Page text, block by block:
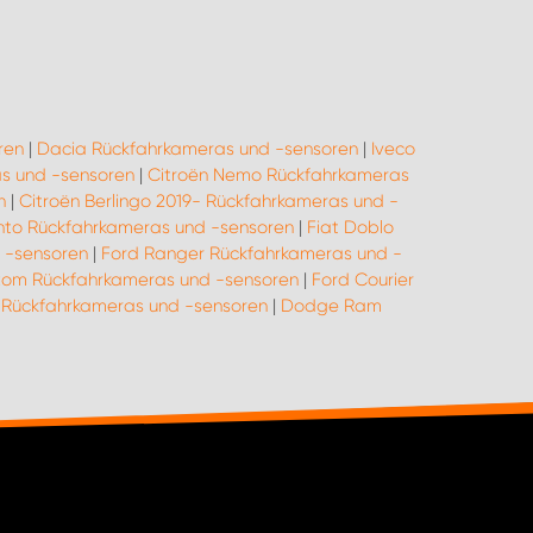
| Dacia Rückfahrkameras und -sensoren| Iveco
und -sensoren| Citroën Nemo Rückfahrkameras
| Citroën Berlingo 2019- Rückfahrkameras und -
Rückfahrkameras und -sensoren | Fiat Doblo
-sensoren | Ford Ranger Rückfahrkameras und -
Rückfahrkameras und -sensoren| Ford Courier
und -sensoren | Dodge Ram